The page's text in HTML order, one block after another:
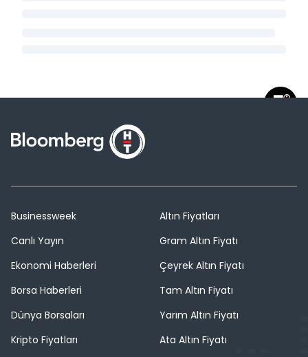
Businessweek
Canlı Yayın
Ekonomi Haberleri
Borsa Haberleri
Dünya Borsaları
Kripto Fiyatları
Altın Fiyatları
Gram Altın Fiyatı
Çeyrek Altın Fiyatı
Tam Altın Fiyatı
Yarım Altın Fiyatı
Ata Altın Fiyatı